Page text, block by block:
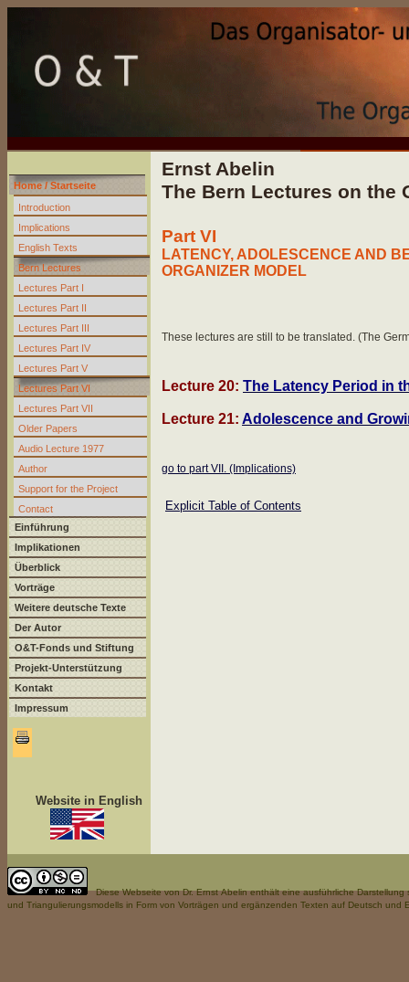
Home / Startseite
Introduction
Implications
English Texts
Bern Lectures
Lectures Part I
Lectures Part II
Lectures Part III
Lectures Part IV
Lectures Part V
Lectures Part VI
Lectures Part VII
Older Papers
Audio Lecture 1977
Author
Support for the Project
Contact
Einführung
Implikationen
Überblick
Vorträge
Weitere deutsche Texte
Der Autor
O&T-Fonds und Stiftung
Projekt-Unterstützung
Kontakt
Impressum
Website in English
Ernst Abelin
The Bern Lectures on the
Part VI
LATENCY, ADOLESCENCE AND
ORGANIZER MODEL
These lectures are still to be translated. (The
Lecture 20: The Latency Period in
Lecture 21: Adolescence and
go to part VII. (Implications)
Explicit Table of Contents
Diese Webseitevon Dr. Ernst Abelin enthält eine ausführliche
und Triangulierungsmodells in Form von Vorträgen und ergänzenden Texten auf Deutsch und